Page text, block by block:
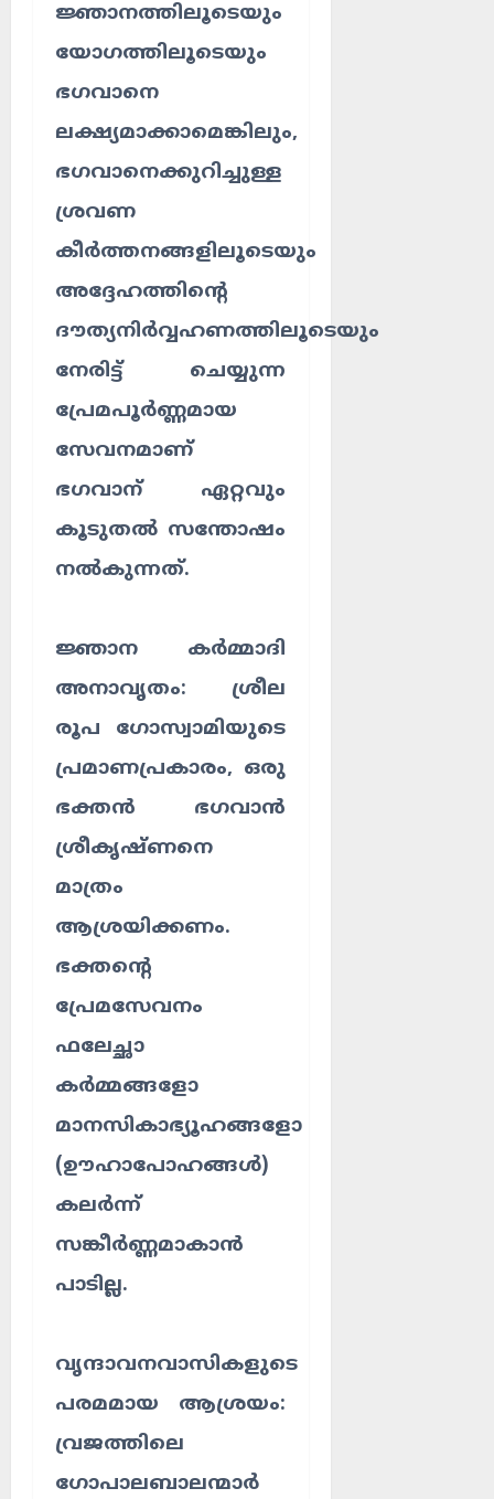
ജ്ഞാനത്തിലൂടെയും
യോഗത്തിലൂടെയും
ഭഗവാനെ
ലക്ഷ്യമാക്കാമെങ്കിലും,
ഭഗവാനെക്കുറിച്ചുള്ള
ശ്രവണ
കീർത്തനങ്ങളിലൂടെയും
അദ്ദേഹത്തിന്റെ
ദൗത്യനിർവ്വഹണത്തിലൂടെയും
നേരിട്ട് ചെയ്യുന്ന
പ്രേമപൂർണ്ണമായ
സേവനമാണ്
ഭഗവാന് ഏറ്റവും
കൂടുതൽ സന്തോഷം
നൽകുന്നത്.
ജ്ഞാന കർമ്മാദി
അനാവൃതം: ശ്രീല
രൂപ ഗോസ്വാമിയുടെ
പ്രമാണപ്രകാരം, ഒരു
ഭക്തൻ ഭഗവാൻ
ശ്രീകൃഷ്ണനെ
മാത്രം
ആശ്രയിക്കണം.
ഭക്തന്റെ
പ്രേമസേവനം
ഫലേച്ഛാ
കർമ്മങ്ങളോ
മാനസികാഭ്യൂഹങ്ങളോ
(ഊഹാപോഹങ്ങൾ)
കലർന്ന്
സങ്കീർണ്ണമാകാൻ
പാടില്ല.
വൃന്ദാവനവാസികളുടെ
പരമമായ ആശ്രയം:
വ്രജത്തിലെ
ഗോപാലബാലന്മാർ